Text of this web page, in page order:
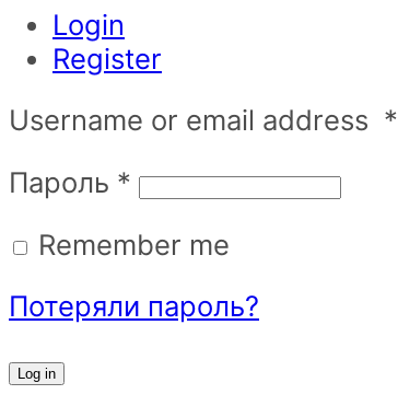
Login
Register
Username or email address *
Пароль *
Remember me
Потеряли пароль?
Log in